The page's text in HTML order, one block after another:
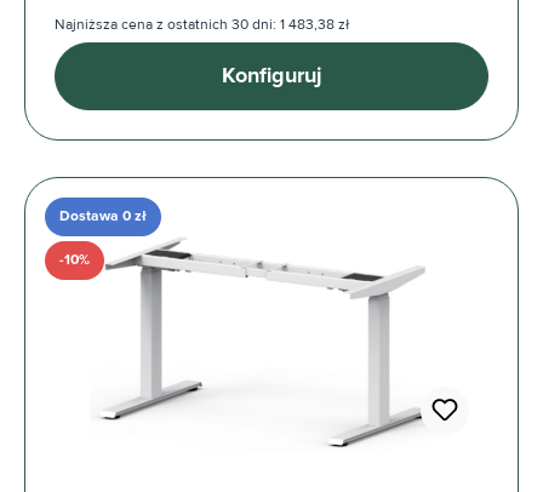
Najniższa cena z ostatnich 30 dni: 1 483,38 zł
Konfiguruj
Dostawa 0 zł
-10%